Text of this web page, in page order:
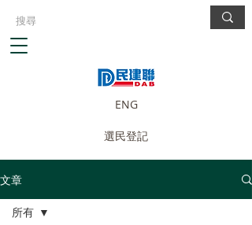
ENG
選民登記
文章
所有